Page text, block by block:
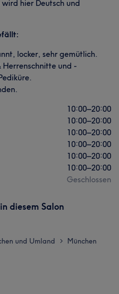
hier Deutsch und
locker, sehr gemütlich.
Herrenschnitte und -
10:00–20:00
10:00–20:00
10:00–20:00
10:00–20:00
10:00–20:00
10:00–20:00
Geschlossen
diesem Salon
und Umland > München